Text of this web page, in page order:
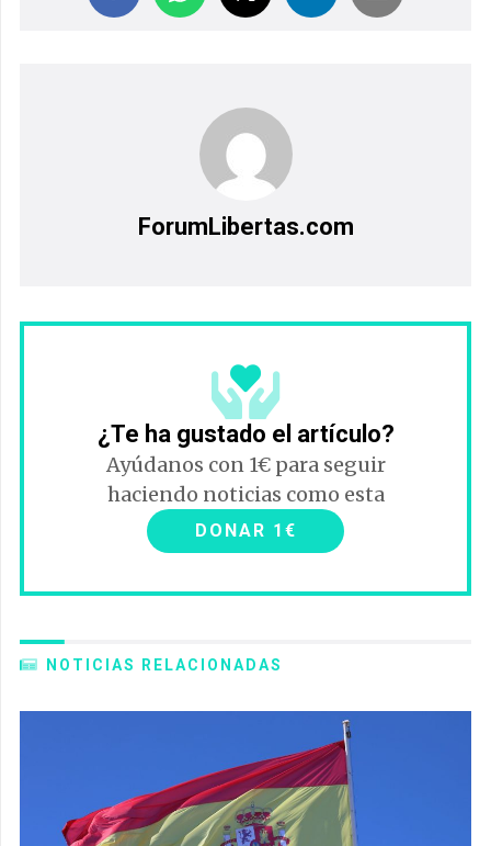
ForumLibertas.com
¿Te ha gustado el artículo?
Ayúdanos con 1€ para seguir
haciendo noticias como esta
DONAR 1€
NOTICIAS RELACIONADAS